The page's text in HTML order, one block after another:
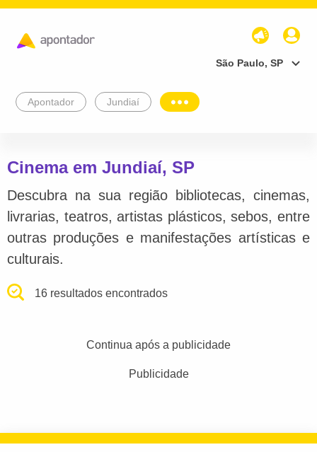
São Paulo, SP
Apontador Jundiaí
Cinema em Jundiaí, SP
Descubra na sua região bibliotecas, cinemas,
livrarias, teatros, artistas plásticos, sebos, entre
outras produções e manifestações artísticas e
culturais.
16 resultados encontrados
Continua após a publicidade
Publicidade